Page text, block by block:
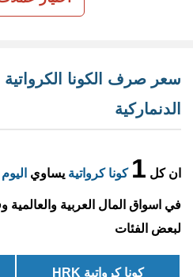
سعر صرف الكونا الكرواتية
الدنماركية
ان كل 1 كونا كرواتية يساوي اليوم
في اسواق المال العربية
لبعض الفئات
كونا كرواتية HRK